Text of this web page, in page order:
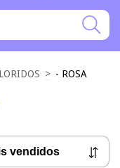
> - ROSA